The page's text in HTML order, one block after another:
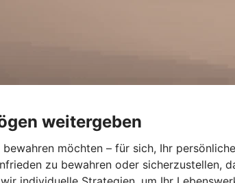
weitergeben
möchten – für sich, Ihr
zu bewahren oder sicherzustellen,